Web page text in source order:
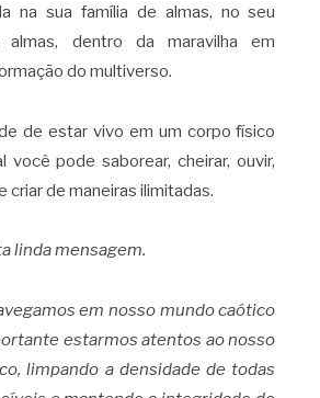
na sua família de almas, no seu
almas, dentro da maravilha em
do multiverso.
de estar vivo em um corpo físico
você pode saborear, cheirar, ouvir,
criar de maneiras ilimitadas.
linda mensagem.
em nosso mundo caótico
estarmos atentos ao nosso
limpando a densidade de todas